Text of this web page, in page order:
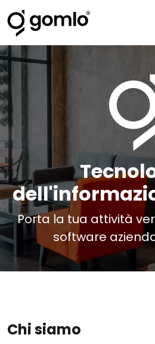
Porta la tua attività
software
Chi siamo